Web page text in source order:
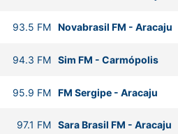
93.5 FM Novabrasil FM - Aracaju
94.3 FM Sim FM - Carmópolis
95.9 FM FM Sergipe- Aracaju
97.1 FM Sara Brasil FM - Aracaju